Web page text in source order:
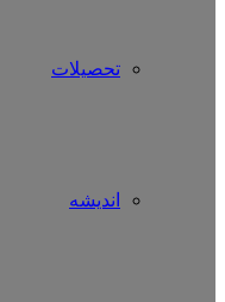
تحصیلات
اندیشه